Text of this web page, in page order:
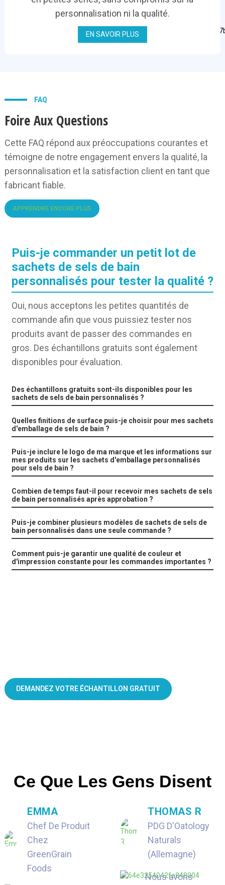
personnalisation ni la qualité.
EN SAVOIR PLUS
FAQ
Foire Aux Questions
Cette FAQ répond aux préoccupations courantes et
témoigne de notre engagement envers la qualité, la
personnalisation et la satisfaction client en tant que
fabricant fiable.
APPRENDRE ENCORE PLUS
Puis-je commander un petit lot de
sachets de sels de bain
personnalisés pour tester la qualité ?
Oui, nous acceptons les petites quantités de
commande afin que vous puissiez tester nos
produits avant de passer des commandes en
gros. Des échantillons gratuits sont également
disponibles pour évaluation.
Des échantillons gratuits sont-ils disponibles pour les
sachets de sels de bain personnalisés ?
Quelles finitions de surface puis-je choisir pour mes sachets
d'emballage de sels de bain ?
Puis-je inclure le logo de ma marque et les informations sur
mes produits sur les sachets d'emballage personnalisés
pour sels de bain ?
Combien de temps faut-il pour recevoir mes sachets de sels
de bain personnalisés après approbation ?
Puis-je combiner plusieurs modèles de sachets de sels de
bain personnalisés dans une seule commande ?
Comment puis-je garantir une qualité de couleur et
d'impression constante pour les commandes importantes ?
DEMANDEZ VOTRE ÉCHANTILLON GRATUIT
Ce Que Les Gens Disent
EMMA
Chef De Produit
Chez
GreenGrain
Foods
THOMAS R
PDG D'Oatology
Naturals
(Allemagne)
Nous avons